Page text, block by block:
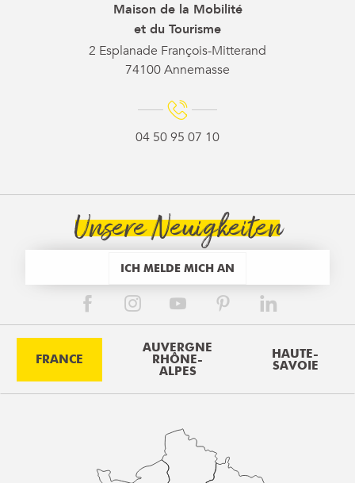
Maison de la Mobilité
et du Tourisme
2 Esplanade François-Mitterand
74100 Annemasse
04 50 95 07 10
Unsere Neuigkeiten
ICH MELDE MICH AN
FRANCE
AUVERGNE
RHÔNE-
ALPES
HAUTE-
SAVOIE